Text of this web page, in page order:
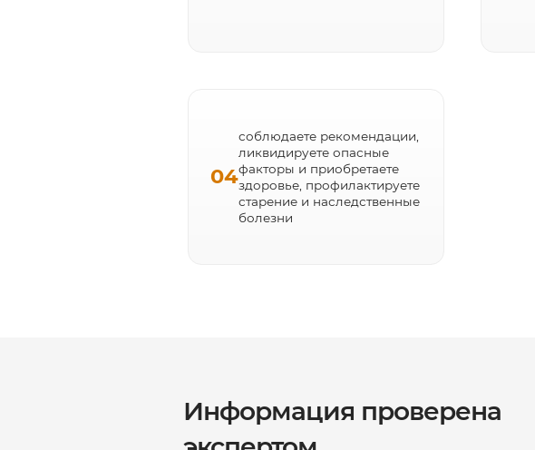
04
соблюдаете рекомендации,
ликвидируете опасные
факторы и приобретаете
здоровье, профилактируете
старение и наследственные
болезни
Информация проверена